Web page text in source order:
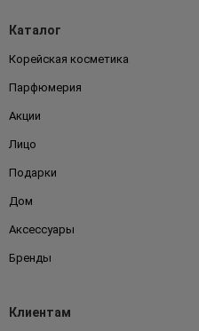
Каталог
Корейская косметика
Парфюмерия
Акции
Лицо
Подарки
Дом
Аксессуары
Бренды
Клиентам